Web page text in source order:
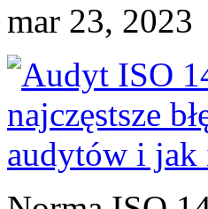
mar 23, 2023